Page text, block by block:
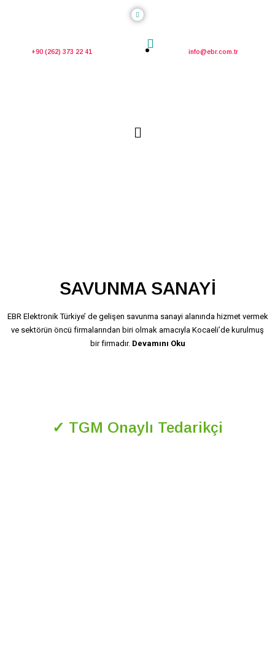
+90 (262) 373 22 41 info@ebr.com.tr
SAVUNMA SANAYİ
EBR Elektronik Türkiye’ de gelişen savunma sanayi alanında hizmet vermek
ve sektörün öncü firmalarından biri olmak amacıyla Kocaeli’de kurulmuş
bir firmadır. Devamını Oku
✓ TGM Onaylı Tedarikçi